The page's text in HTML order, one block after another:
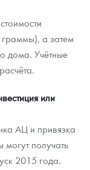
а затем
дома. Учётные
или
АЦ и привязка
получать
2015 года.